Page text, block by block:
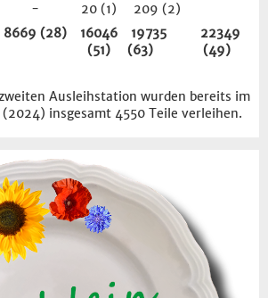
- 20 (1)
209 (2)
8669 (28)
16046
(51)
19735
(63)
22349
(49)
Ausleihstation wurden bereits im
insgesamt 4550 Teile verleihen.